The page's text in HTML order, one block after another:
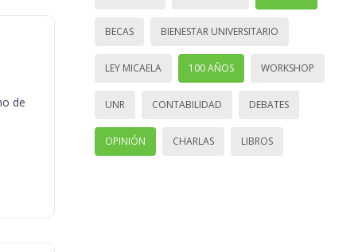
de
BECAS BIENESTAR UNIVERSITARIO
LEY MICAELA 100 AÑOS WORKSHOP
UNR CONTABILIDAD DEBATES
OPINIÓN CHARLAS LIBROS